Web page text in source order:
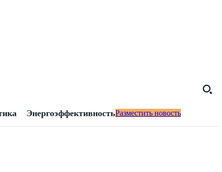
ЭнергоэффективностьРазместить новость